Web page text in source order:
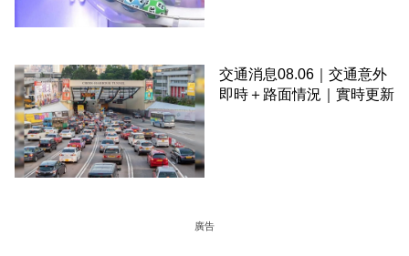
交通消息08.06｜交通意外
即時＋路面情況｜實時更新
廣告